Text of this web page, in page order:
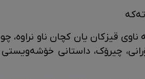
قیزکان یان کچان ناو نراوە،
چیرۆک، داستانی